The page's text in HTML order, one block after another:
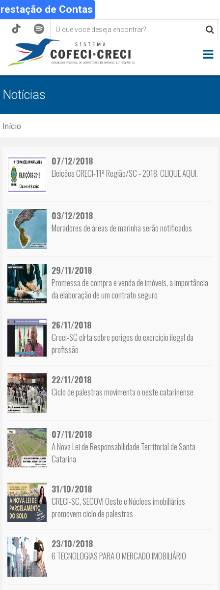
de Contas
Notícias
Início
07/12/2018
Eleições CRECI-11ª Região/SC - 2018. CLIQUE AQUI.
03/12/2018
Moradores de áreas de marinha serão notificados
29/11/2018
Promessa de compra e venda de imóveis, a importância
da elaboração de um contrato seguro
26/11/2018
Creci-SC elrta sobre perigos do exercício ilegal da
profissão
22/11/2018
Ciclo de palestras movimenta o oeste catarinense
07/11/2018
A Nova Lei de Responsabilidade Territorial de Santa
Catarina
31/10/2018
CRECI-SC, SECOVI Oeste e Núcleos imobiliários
promovem ciclo de palestras
23/10/2018
6 TECNOLOGIAS PARA O MERCADO IMOBILIÁRIO